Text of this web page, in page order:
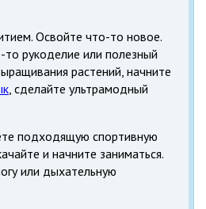
Освойте что-то новое.
рукоделие или полезный
растений, начните
, сделайте ультрамодный
подходящую спортивную
и начните заниматься.
или дыхательную